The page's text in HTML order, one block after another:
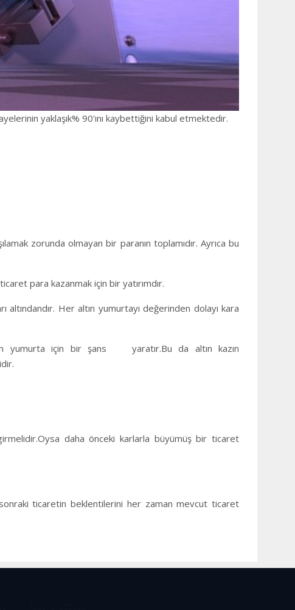
yaklaşık% 90'ını kaybettiğini kabul etmektedir.
zorunda olmayan bir paranın toplamıdır. Ayrıca bu
para kazanmak için bir yatırımdır.
Her altın yumurtayı değerinden dolayı kara
yumurta için bir şans yaratır.Bu da altın kazın
daha önceki karlarla büyümüş bir ticaret
ticaretin beklentilerini her zaman mevcut ticaret